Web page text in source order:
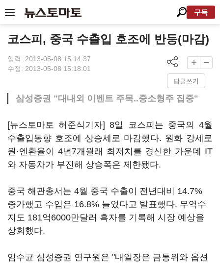
구독
코스피, 중국 수출입 호조에 반등(마감)
입력: 2013-05-08 15:14:37
수정: 2013-05-08 15:18:01
답글쓰기
삼성증권 "대내외 이벤트 주목..중소형주 집중"
[뉴스토마토 허준식기자] 8일 코스피는 중국의 4월
수출입동향 호조에 상승세로 마감했다. 원화 강세로
원·엔환율이 4년7개월래 최저치를 경신한 가운데 IT
와 자동차가 부진해 상승폭은 제한됐다.
중국 해관총서는 4월 중국 수출이 전년대비 14.7%
증가했고 수입은 16.8% 늘었다고 발표했다. 무역수
지도 181억6000만달러 흑자를 기록해 시장 예상을
상회했다.
임수균 삼성증권 연구원은 "내일장은 금통위와 옵션